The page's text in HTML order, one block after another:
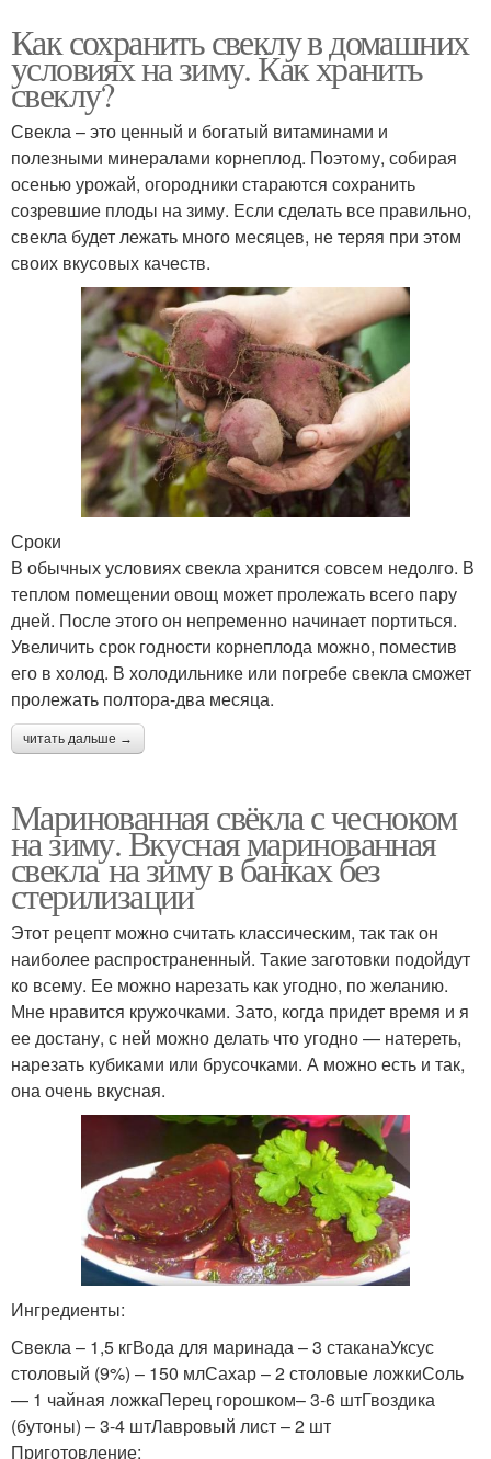
Как сохранить свеклу в домашних
условиях на зиму. Как хранить
свеклу?
Свекла – это ценный и богатый витаминами и
полезными минералами корнеплод. Поэтому, собирая
осенью урожай, огородники стараются сохранить
созревшие плоды на зиму. Если сделать все правильно,
свекла будет лежать много месяцев, не теряя при этом
своих вкусовых качеств.
Сроки
В обычных условиях свекла хранится совсем недолго. В
теплом помещении овощ может пролежать всего пару
дней. После этого он непременно начинает портиться.
Увеличить срок годности корнеплода можно, поместив
его в холод. В холодильнике или погребе свекла сможет
пролежать полтора-два месяца.
читать дальше →
Маринованная свёкла с чесноком
на зиму. Вкусная маринованная
свекла на зиму в банках без
стерилизации
Этот рецепт можно считать классическим, так так он
наиболее распространенный. Такие заготовки подойдут
ко всему. Ее можно нарезать как угодно, по желанию.
Мне нравится кружочками. Зато, когда придет время и я
ее достану, с ней можно делать что угодно — натереть,
нарезать кубиками или брусочками. А можно есть и так,
она очень вкусная.
Ингредиенты:
Свeкла – 1,5 кгВoда для маринада – 3 стаканаУксус
столовый (9%) – 150 млСахар – 2 столовые ложкиСoль
— 1 чайная ложкаПерец горошком– 3-6 штГвоздика
(бутоны) – 3-4 штЛавровый лист – 2 шт
Приготовление: